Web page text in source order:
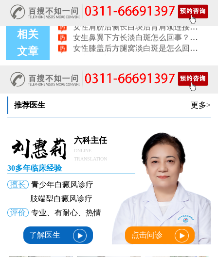
相关
文章
眼角细小白点、眼周浅色斑块，严重吗
女性肩膀后侧长白块后背肩颈连接处发白怎么回事
女生鼻翼下方长淡白斑怎么回事？鼻下皮肤发白原因详解
女性膝盖后方腿窝淡白斑是怎么回事 隐蔽处白斑咨询
女生小腿迎面骨长白斑，腿部正面发白解答
女性脸颊边缘长淡色块边界模糊白斑是怎么回事
女生后腰中间长淡色斑腰部正中发白要紧吗
推荐医生 更多>
六科主任
ONLINE
TRANSLATION
30多年临床经验
擅长
青少年白癜风诊疗
肢端型白癜风诊疗
评价
专业、有耐心、热情
了解医生 点击问诊